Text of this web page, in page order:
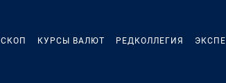
КУРСЫ ВАЛЮТ РЕДКОЛЛЕГИЯ